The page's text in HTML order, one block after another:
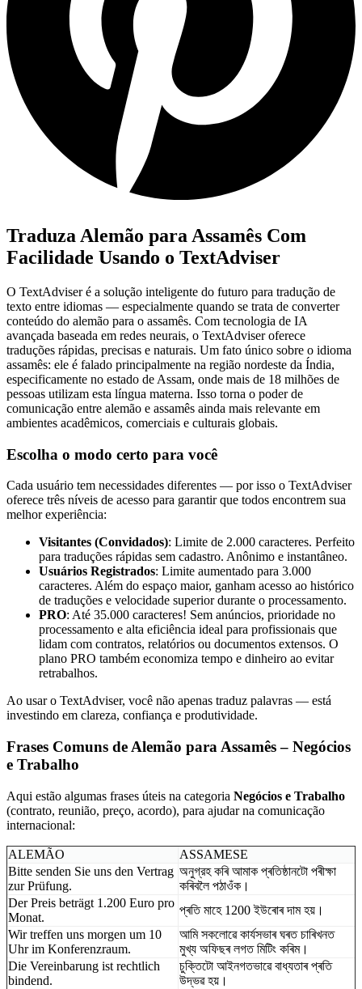
Traduza Alemão para Assamês Com
Facilidade Usando o TextAdviser
O TextAdviser é a solução inteligente do futuro para tradução de
texto entre idiomas — especialmente quando se trata de converter
conteúdo do alemão para o assamês. Com tecnologia de IA
avançada baseada em redes neurais, o TextAdviser oferece
traduções rápidas, precisas e naturais. Um fato único sobre o idioma
assamês: ele é falado principalmente na região nordeste da Índia,
especificamente no estado de Assam, onde mais de 18 milhões de
pessoas utilizam esta língua materna. Isso torna o poder de
comunicação entre alemão e assamês ainda mais relevante em
ambientes acadêmicos, comerciais e culturais globais.
Escolha o modo certo para você
Cada usuário tem necessidades diferentes — por isso o TextAdviser
oferece três níveis de acesso para garantir que todos encontrem sua
melhor experiência:
Visitantes (Convidados): Limite de 2.000 caracteres. Perfeito
para traduções rápidas sem cadastro. Anônimo e instantâneo.
Usuários Registrados: Limite aumentado para 3.000
caracteres. Além do espaço maior, ganham acesso ao histórico
de traduções e velocidade superior durante o processamento.
PRO: Até 35.000 caracteres! Sem anúncios, prioridade no
processamento e alta eficiência ideal para profissionais que
lidam com contratos, relatórios ou documentos extensos. O
plano PRO também economiza tempo e dinheiro ao evitar
retrabalhos.
Ao usar o TextAdviser, você não apenas traduz palavras — está
investindo em clareza, confiança e produtividade.
Frases Comuns de Alemão para Assamês – Negócios
e Trabalho
Aqui estão algumas frases úteis na categoria Negócios e Trabalho
(contrato, reunião, preço, acordo), para ajudar na comunicação
internacional:
ALEMÃO
ASSAMESE
Bitte senden Sie uns den Vertrag
zur Prüfung.
অনুগ্রহ কৰি আমাক প্ৰতিষ্ঠানটো পৰীক্ষা
কৰিবলৈ পঠাওঁক।
Der Preis beträgt 1.200 Euro pro
Monat.
প্ৰতি মাহে 1200 ইউৰোৰ দাম হয়।
Wir treffen uns morgen um 10
Uhr im Konferenzraum.
আমি সকলোৱে কাৰ্যসভাৰ ঘৰত চাৰিখনত
মুখ্য অফিছৰ লগত মিটিং কৰিম।
Die Vereinbarung ist rechtlich
bindend.
চুক্তিটো আইনগতভাৱে বাধ্যতাৰ প্ৰতি
উদ্ভৱ হয়।